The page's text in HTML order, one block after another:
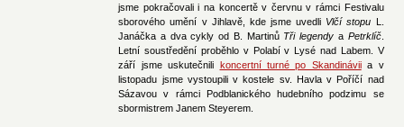
jsme pokračovali i na koncertě v červnu v rámci Festivalu
sborového umění v Jihlavě, kde jsme uvedli Vlčí stopu L.
Janáčka a dva cykly od B. Martinů Tři legendy a Petrklíč.
Letní soustředění proběhlo v Polabí v Lysé nad Labem. V
září jsme uskutečnili koncertní turné po Skandináviia v
listopadu jsme vystoupili v kostele sv. Havla v Poříčí nad
Sázavou v rámci Podblanického hudebního podzimu se
sbormistrem Janem Steyerem.